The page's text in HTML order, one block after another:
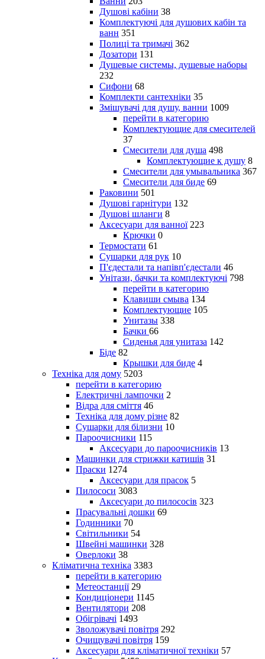
Душові кабіни 38
Комплектуючі для душових кабін та
ванн 351
Полиці та тримачі 362
Дозатори 131
Душевые системы, душевые наборы
232
Сифони 68
Комплекти сантехніки 35
Змішувачі для душу, ванни 1009
перейти в категорию
Комплектующие для смесителей
37
Смесители для душа 498
Комплектующие к душу 8
Смесители для умывальника 367
Смесители для биде 69
Раковини 501
Душові гарнітури 132
Душові шланги 8
Аксесуари для ванної 223
Крючки 0
Термостати 61
Сушарки для рук 10
П'єдестали та напівп'єдестали 46
Унітази, бачки та комплектуючі 798
перейти в категорию
Клавиши смыва 134
Комплектующие 105
Унитазы 338
Бачки 66
Сиденья для унитаза 142
Біде 82
Крышки для биде 4
Техніка для дому 5203
перейти в категорию
Електричні лампочки 2
Відра для сміття 46
Техніка для дому різне 82
Сушарки для білизни 10
Пароочисники 115
Аксесуари до пароочисників 13
Машинки для стрижки катишів 31
Праски 1274
Аксесуари для прасок 5
Пилососи 3083
Аксесуари до пилососів 323
Прасувальні дошки 69
Годинники 70
Світильники 54
Швейні машинки 328
Оверлоки 38
Кліматична техніка 3383
перейти в категорию
Метеостанції 29
Кондиціонери 1145
Вентилятори 208
Обігрівачі 1493
Зволожувачі повітря 292
Очищувачі повітря 159
Аксесуари для кліматичної техніки 57